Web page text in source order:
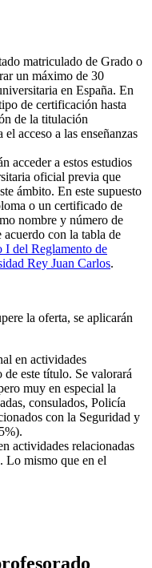
matriculado de Grado o
un máximo de 30
en España. En
de certificación hasta
de la titulación
acceso a las enseñanzas
acceder a estos estudios
oficial previa que
ámbito. En este supuesto
o un certificado de
nombre y número de
con la tabla de
I del Reglamento de
Rey Juan Carlos.
la oferta, se aplicarán
en actividades
este título. Se valorará
muy en especial la
consulados, Policía
con la Seguridad y
actividades relacionadas
Lo mismo que en el